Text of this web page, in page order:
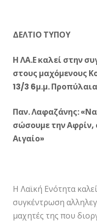
ΔΕΛΤΙΟ ΤΥΠΟΥ
Η ΛΑ.Ε καλεί στην
στους μαχόμενους
13/3 6μ.μ. Προπύλαια
Παν. Λαφαζάνης:
σώσουμε την Αφρίν,
Αιγαίο»
Η Λαϊκή Ενότητα
συγκέντρωση
μαχητές της που